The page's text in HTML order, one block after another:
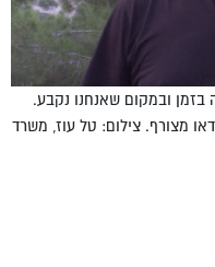
בזמן ובמקום שאנחנו נקבע.
מצורף. צילום: טל עוז, משרד